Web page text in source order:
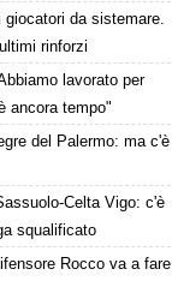
da sistemare.
rinforzi
lavorato per
ancora tempo"
del Palermo: ma c'è
Celta Vigo: c'è
squalificato
Rocco va a fare